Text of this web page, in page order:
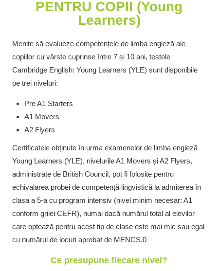
PENTRU COPII (Young
Learners)
Menite să evalueze competențele de limba engleză ale
copiilor cu vârste cuprinse între 7 și 10 ani, testele
Cambridge English: Young Learners (YLE) sunt disponibile
pe trei niveluri:
Pre A1 Starters
A1 Movers
A2 Flyers
Certificatele obținute în urma examenelor de limba engleză
Young Learners (YLE), nivelurile A1 Movers și A2 Flyers,
administrate de British Council, pot fi folosite pentru
echivalarea probei de competență lingvistică la admiterea în
clasa a 5-a cu program intensiv (nivel minim necesar: A1
conform grilei CEFR), numai dacă numărul total al elevilor
care optează pentru acest tip de clase este mai mic sau egal
cu numărul de locuri aprobat de MENCS.0
Ce presupune fiecare nivel?